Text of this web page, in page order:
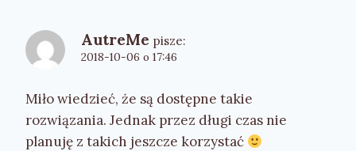
AutreMe pisze:
2018-10-06 o 17:46
Miło wiedzieć, że są dostępne takie
rozwiązania. Jednak przez długi czas nie
planuję z takich jeszcze korzystać